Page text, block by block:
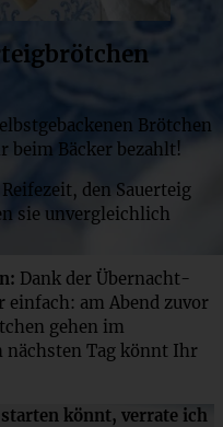
Brötchen
beim Bäcker bezahlt!
den Sauerteig
sie unvergleichlich
Dank der Übernacht-
einfach: am Abend zuvor
gehen im
nächsten Tag könnt Ihr
könnt, verrate ich